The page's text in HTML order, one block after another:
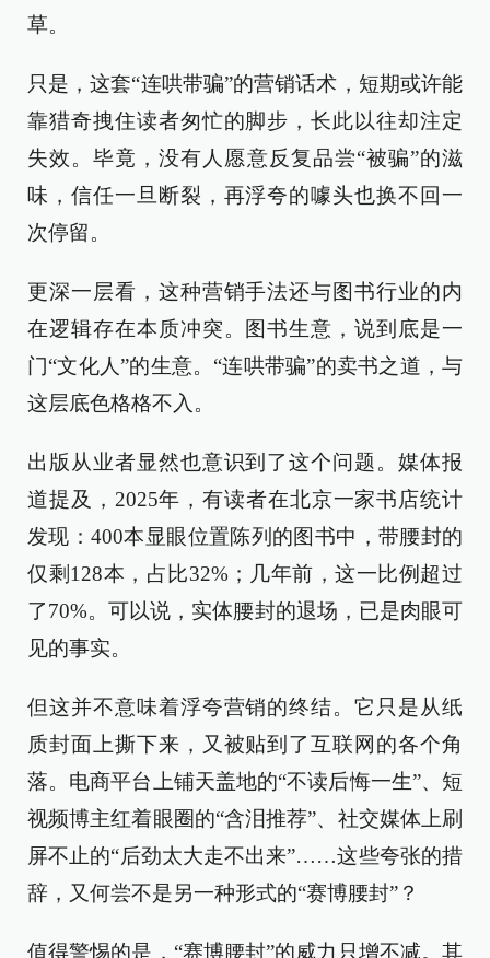
草。
只是，这套“连哄带骗”的营销话术，短期或许能
靠猎奇拽住读者匆忙的脚步，长此以往却注定
失效。毕竟，没有人愿意反复品尝“被骗”的滋
味，信任一旦断裂，再浮夸的噱头也换不回一
次停留。
更深一层看，这种营销手法还与图书行业的内
在逻辑存在本质冲突。图书生意，说到底是一
门“文化人”的生意。“连哄带骗”的卖书之道，与
这层底色格格不入。
出版从业者显然也意识到了这个问题。媒体报
道提及，2025年，有读者在北京一家书店统计
发现：400本显眼位置陈列的图书中，带腰封的
仅剩128本，占比32%；几年前，这一比例超过
了70%。可以说，实体腰封的退场，已是肉眼可
见的事实。
但这并不意味着浮夸营销的终结。它只是从纸
质封面上撕下来，又被贴到了互联网的各个角
落。电商平台上铺天盖地的“不读后悔一生”、短
视频博主红着眼圈的“含泪推荐”、社交媒体上刷
屏不止的“后劲太大走不出来”……这些夸张的措
辞，又何尝不是另一种形式的“赛博腰封”？
值得警惕的是，“赛博腰封”的威力只增不减。其